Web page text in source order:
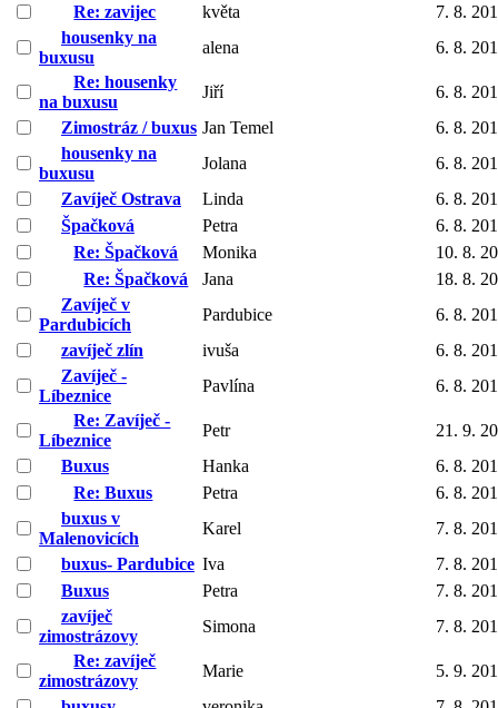
Re: zavijec
květa
7. 8.
housenky na
buxusu
alena
6. 8.
Re: housenky
na buxusu
Jiří
6. 8.
Zimostráz / buxus Jan Temel
6. 8.
housenky na
buxusu
Jolana
6. 8.
Zavíječ Ostrava
Linda
6. 8.
Špačková
Petra
6. 8.
Re: Špačková
Monika
10. 8.
Re: Špačková
Jana
18. 8.
Zavíječ v
Pardubicích
Pardubice
6. 8.
zavíječ zlín
ivuša
6. 8.
Zavíječ -
Líbeznice
Pavlína
6. 8.
Re: Zavíječ -
Líbeznice
Petr
21. 9.
Buxus
Hanka
6. 8.
Re: Buxus
Petra
6. 8.
buxus v
Malenovicích
Karel
7. 8.
buxus- Pardubice Iva
7. 8.
Buxus
Petra
7. 8.
zavíječ
zimostrázovy
Simona
7. 8.
Re: zavíječ
zimostrázovy
Marie
5. 9.